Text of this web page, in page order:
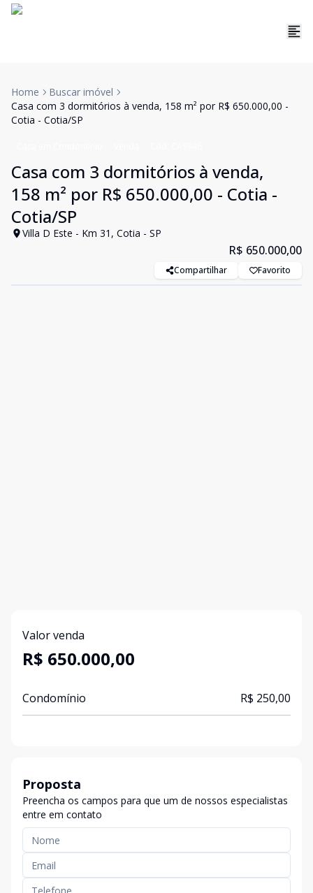
Home
Buscar imóvel
Casa com 3 dormitórios à venda, 158 m² por R$ 650.000,00 -
Cotia - Cotia/SP
Casa com 3 dormitórios à venda,
158 m² por R$ 650.000,00 - Cotia -
Cotia/SP
Villa D Este - Km 31, Cotia - SP
R$ 650.000,00
Compartilhar Favorito
Valor venda
R$ 650.000,00
Condomínio R$ 250,00
Proposta
Preencha os campos para que um de nossos especialistas
entre em contato